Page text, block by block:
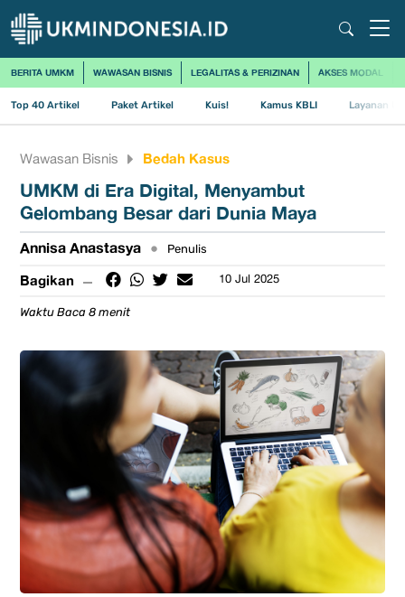
BERITA UMKM WAWASAN BISNIS LEGALITAS & PERIZINAN AKSES MODAL
Top 40 Artikel Paket Artikel Kuis! Kamus KBLI Layanan
Wawasan Bisnis Bedah Kasus
UMKM di Era Digital, Menyambut
Gelombang Besar dari Dunia Maya
Annisa Anastasya • Penulis
Bagikan 10 Jul 2025
Waktu Baca 8 menit